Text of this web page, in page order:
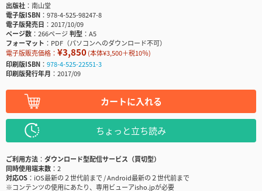
出版社
南山堂
電子版ISBN
978-4-525-98247-8
電子版発売日
2017/10/09
ページ数
266ページ判型
A5
フォーマット
PDF（パソコンへのダウンロード不可）
電子版販売価格： ¥3,850(本体¥3,500＋税10％)
印刷版ISBN
978-4-525-22551-3
印刷版発行年月
2017/09
カートに入れる
ちょっと立ち読み
ご利用方法
ダウンロード型配信サービス（買切型）
同時使用端末数
2
対応OS
iOS最新の２世代前まで / Android最新の２世代前まで
※コンテンツの使用にあたり、専用ビューアisho.jpが必要